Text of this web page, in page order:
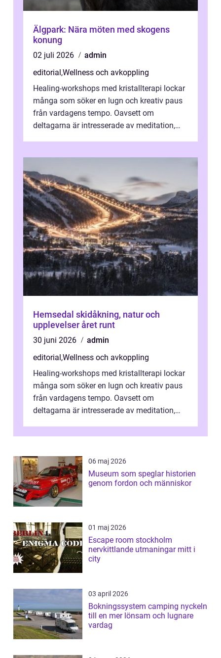
Älgpark: Nära möten med skogens
konung
02 juli 2026
admin
editorial,Wellness och avkoppling
Healing-workshops med kristallterapi lockar
många som söker en lugn och kreativ paus
från vardagens tempo. Oavsett om
deltagarna är intresserade av meditation,
Hemsedal skidåkning, natur och
upplevelser året runt
30 juni 2026
admin
editorial,Wellness och avkoppling
Healing-workshops med kristallterapi lockar
många som söker en lugn och kreativ paus
från vardagens tempo. Oavsett om
deltagarna är intresserade av meditation,
06 maj 2026
Museum som speglar historien
genom fordon och människor
01 maj 2026
Escape room stockholm
nervkittlande utmaningar mitt i
city
03 april 2026
Bokningssystem camping nyckeln
till en mer lönsam och lugnare
vardag